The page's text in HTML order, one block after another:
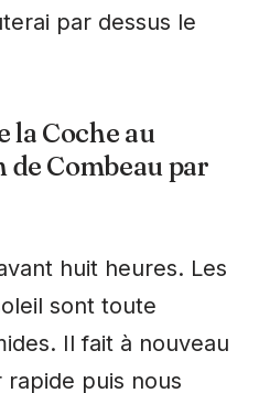
par dessus le
la Coche au
Combeau par
huit heures. Les
sont toute
Il fait à nouveau
rapide puis nous